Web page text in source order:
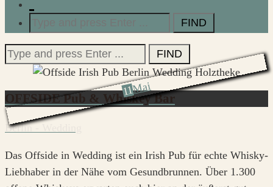
for:
Search
for:
11Mai
OFFSIDE Pub & Whiskey Bar
Berlin - Wedding
Das Offside in Wedding ist ein Irish Pub für echte Whisky-
Liebhaber in der Nähe vom Gesundbrunnen. Über 1.300